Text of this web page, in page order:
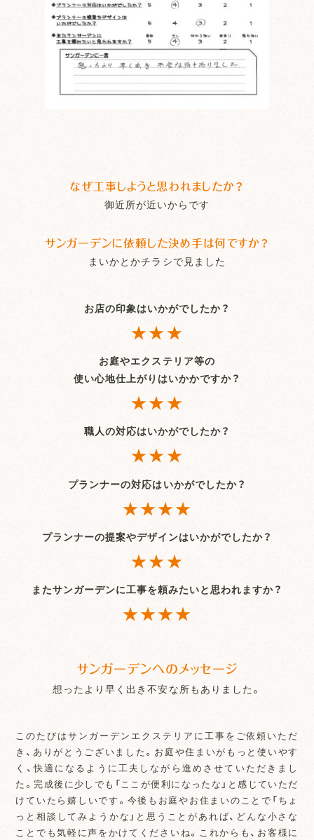
なぜ工事しようと思われましたか？
御近所が近いからです
サンガーデンに依頼した決め手は何ですか？
まいかとかチラシで見ました
お店の印象はいかがでしたか？
★★★
お庭やエクステリア等の
使い心地仕上がりはいかかですか？
★★★
職人の対応はいかがでしたか？
★★★
プランナーの対応はいかがでしたか？
★★★★
プランナーの提案やデザインはいかがでしたか？
★★★
またサンガーデンに工事を頼みたいと思われますか？
★★★★
サンガーデンへのメッセージ
想ったより早く出き不安な所もありました。
このたびはサンガーデンエクステリアに工事をご依頼いただ
き、ありがとうございました。お庭や住まいがもっと使いやす
く、快適になるように工夫しながら進めさせていただきまし
た。完成後に少しでも「ここが便利になったな」と感じていただ
けていたら嬉しいです。今後もお庭やお住まいのことで「ちょ
っと相談してみようかな」と思うことがあれば、どんな小さな
ことでも気軽に声をかけてくださいね。これからも、お客様に